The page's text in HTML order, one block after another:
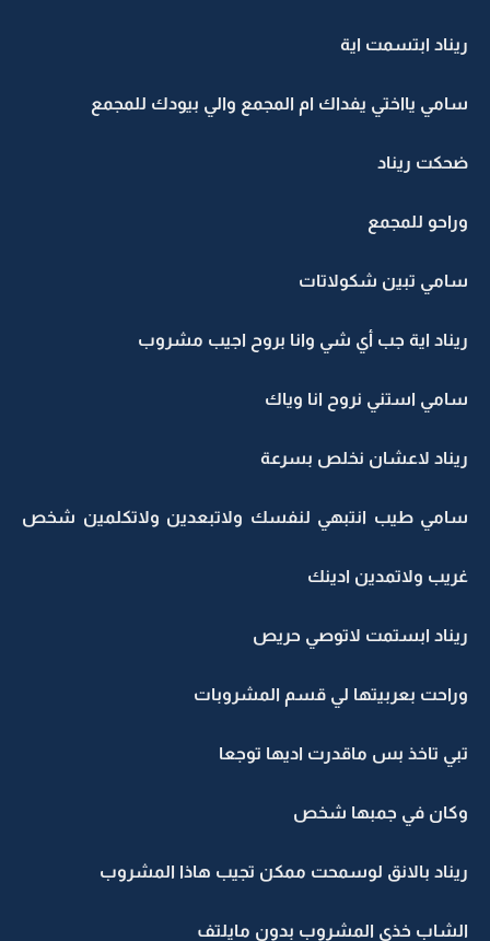
ريناد ابتسمت اية
سامي يااختي يفداك ام المجمع والي بيودك للمجمع
ضحكت ريناد
وراحو للمجمع
سامي تبين شكولاتات
ريناد اية جب أي شي وانا بروح اجيب مشروب
سامي استني نروح انا وياك
ريناد لاعشان نخلص بسرعة
سامي طيب انتبهي لنفسك ولاتبعدين ولاتكلمين شخص
غريب ولاتمدين ادينك
ريناد ابستمت لاتوصي حريص
وراحت بعربيتها لي قسم المشروبات
تبي تاخذ بس ماقدرت اديها توجعا
وكان في جمبها شخص
ريناد بالانق لوسمحت ممكن تجيب هاذا المشروب
الشاب خذى المشروب بدون مايلتف